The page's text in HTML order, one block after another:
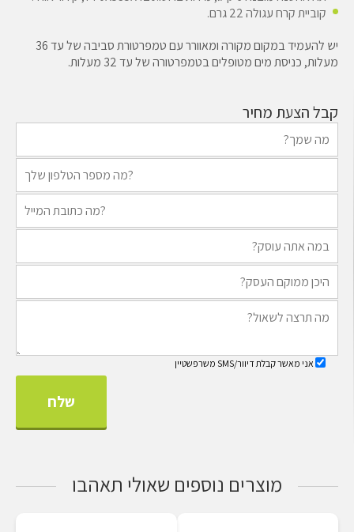
קוביית קרח עגולה 22 גרם.
יש להעמיד במקום מקורה ומאוורר עם טמפרטורת סביבה של עד 36
מעלות, כניסת מים מטופלים בטמפרטורה של עד 32 מעלות.
קבל הצעת מחיר
אני מאשר קבלת דיוור/SMS משרפשטיין
מוצרים נוספים שאולי תאהבו